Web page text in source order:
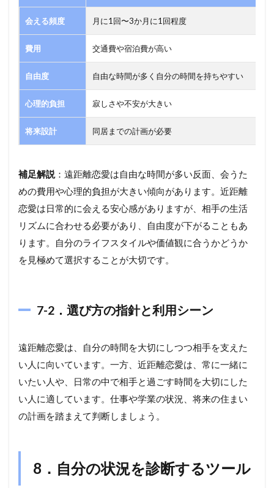
会える頻度 月に1回〜3か月に1回程度
費用 交通費や宿泊費が高い
自由度 自由な時間が多く自分の時間を持ちやすい
心理的負担 寂しさや不安が大きい
将来設計 同居までの計画が必要
補足解説 ：遠距離恋愛は自由な時間が多い反面、会うた
めの費用や心理的負担が大きい傾向があります。近距離
恋愛は日常的に会える安心感がありますが、相手の生活
リズムに合わせる必要があり、自由度が下がることもあ
ります。自分のライフスタイルや価値観に合うかどうか
を見極めて選択することが大切です。
7-2．選び方の指針と利用シーン
遠距離恋愛は、自分の時間を大切にしつつ相手を支えた
い人に向いています。一方、近距離恋愛は、常に一緒に
いたい人や、日常の中で相手と過ごす時間を大切にした
い人に適しています。仕事や学業の状況、将来の住まい
の計画を踏まえて判断しましょう。
8．自分の状況を診断するツール